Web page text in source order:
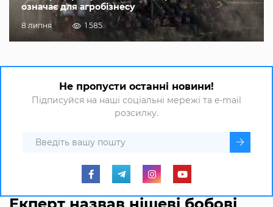
означає для агробізнесу
8 липня 1 585
Не пропусти останні новини!
Підписуйся на наші соціальні мережі та e-mail
розсилку.